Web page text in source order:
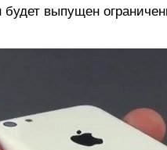
выпущен